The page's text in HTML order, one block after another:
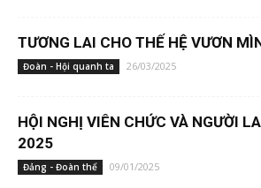
TƯƠNG LAI CHO THẾ HỆ VƯƠN
Đoàn - Hội quanh ta 26/03/2025
HỘI NGHỊ VIÊN CHỨC VÀ NGƯỜI
2025
Đảng - Đoàn thể 09/01/2025